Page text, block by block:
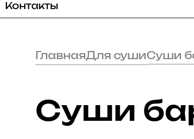
Контакты
ГлавнаяДля сушиCуши
Cуши